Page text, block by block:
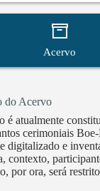
Acervo
do Acervo
é atualmente
cerimoniais
digitalizado e
contexto,
por ora, será